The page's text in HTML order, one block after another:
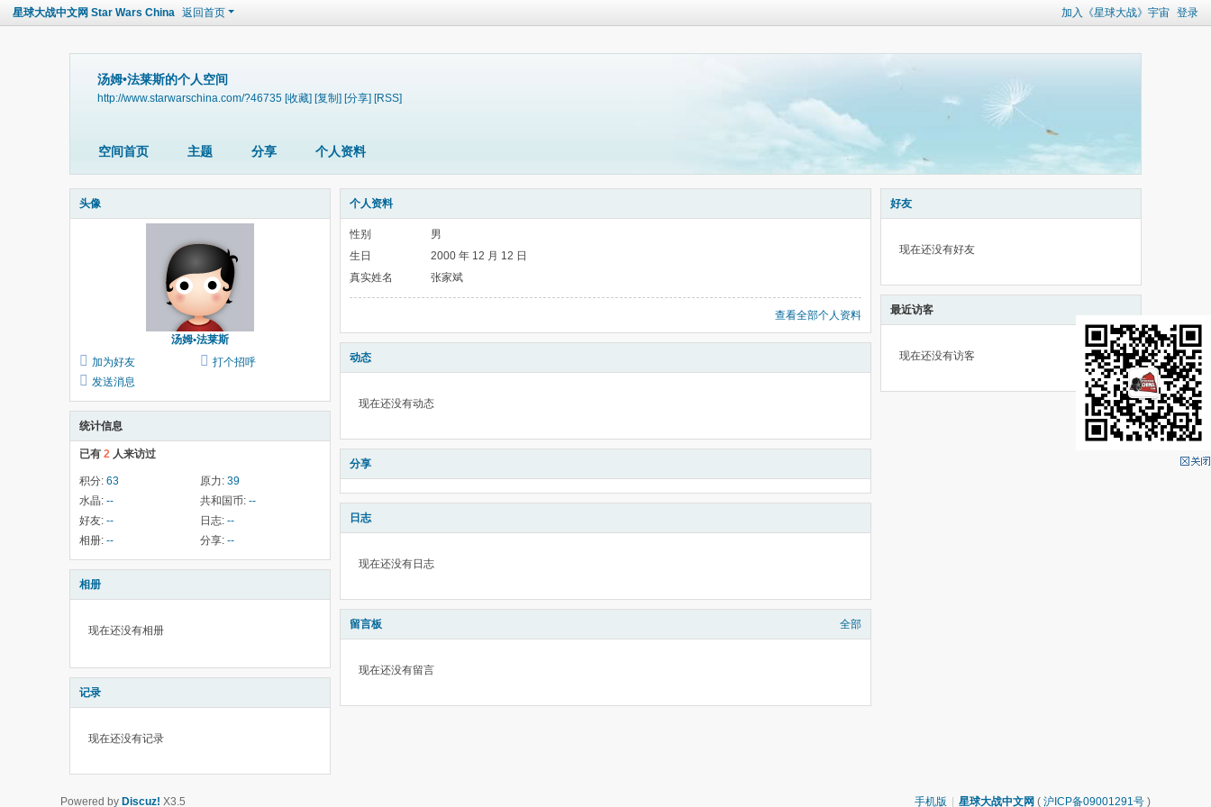
加入《星球大战》宇宙 登录
星球大战中文网 Star Wars China 返回首页
汤姆•法莱斯的个人空间
http://www.starwarschina.com/?46735 [收藏] [复制] [分享] [RSS]
空间首页 主题 分享 个人资料
头像
汤姆•法莱斯
加为好友
打个招呼
发送消息
统计信息
已有 2 人来访过
积分: 63 原力: 39
水晶: -- 共和国币: --
好友: -- 日志: --
相册: -- 分享: --
相册
现在还没有相册
记录
现在还没有记录
个人资料
性别
男
生日
2000 年 12 月 12 日
真实姓名
张家斌
查看全部个人资料
动态
现在还没有动态
分享
日志
现在还没有日志
留言板 全部
现在还没有留言
好友
现在还没有好友
最近访客
现在还没有访客
手机版 星球大战中文网 ( 沪ICP备09001291号 )
Powered by Discuz! X3.5